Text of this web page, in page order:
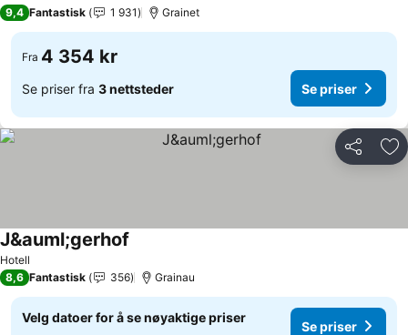
9,4 Fantastisk 1 931 Grainet
Fra 4 354 kr
Se priser fra 3 nettsteder Se priser
Del
Hotell
J&auml;gerhof
8,6 Fantastisk 356 Grainau
Velg datoer for å se nøyaktige priser
Se priser